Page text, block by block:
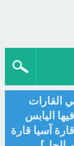
القارات
اليابس
آسيا قارة